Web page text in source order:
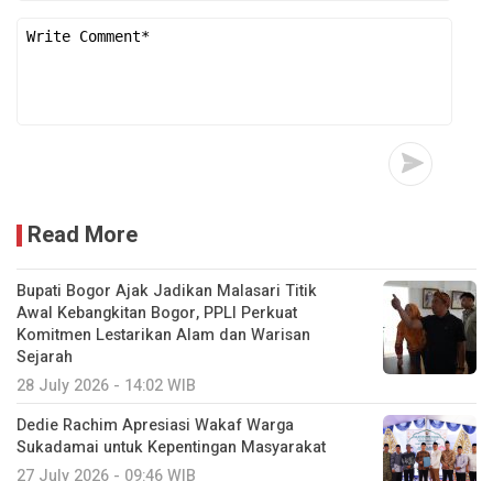
Read More
Bupati Bogor Ajak Jadikan Malasari Titik
Awal Kebangkitan Bogor, PPLI Perkuat
Komitmen Lestarikan Alam dan Warisan
Sejarah
28 July 2026 - 14:02 WIB
Dedie Rachim Apresiasi Wakaf Warga
Sukadamai untuk Kepentingan Masyarakat
27 July 2026 - 09:46 WIB